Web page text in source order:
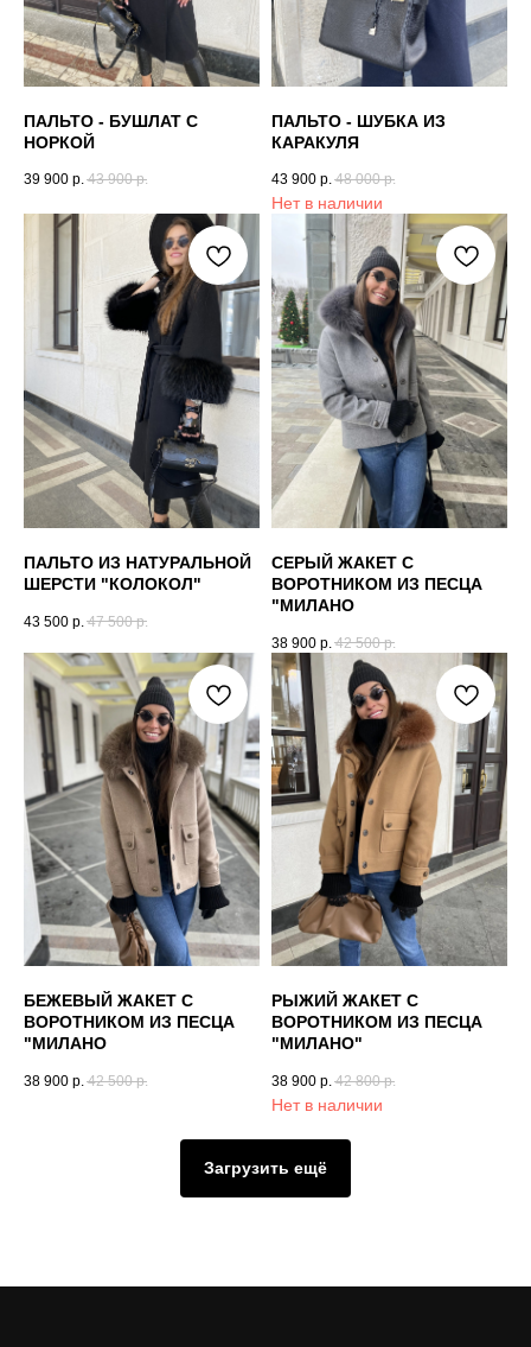
ПАЛЬТО - БУШЛАТ С
НОРКОЙ
39 900 р. 43 900 р.
ПАЛЬТО - ШУБКА ИЗ
КАРАКУЛЯ
43 900 р. 48 000 р.
Нет в наличии
ПАЛЬТО ИЗ НАТУРАЛЬНОЙ
ШЕРСТИ "КОЛОКОЛ"
43 500 р. 47 500 р.
СЕРЫЙ ЖАКЕТ С
ВОРОТНИКОМ ИЗ ПЕСЦА
"МИЛАНО
38 900 р. 42 500 р.
БЕЖЕВЫЙ ЖАКЕТ С
ВОРОТНИКОМ ИЗ ПЕСЦА
"МИЛАНО
38 900 р. 42 500 р.
РЫЖИЙ ЖАКЕТ С
ВОРОТНИКОМ ИЗ ПЕСЦА
"МИЛАНО"
38 900 р. 42 800 р.
Нет в наличии
Загрузить ещё